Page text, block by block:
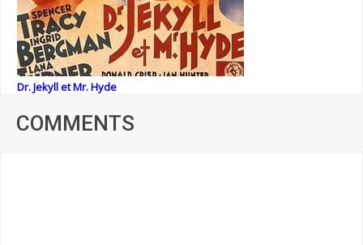
Dr. Jekyll et Mr. Hyde
COMMENTS